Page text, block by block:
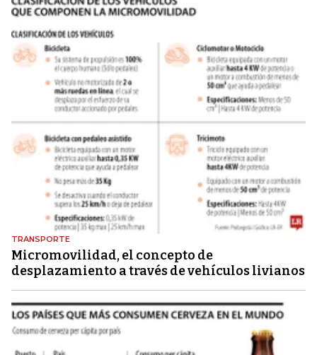
TRANSPORTE
Micromovilidad, el concepto de
desplazamiento a través de vehículos livianos